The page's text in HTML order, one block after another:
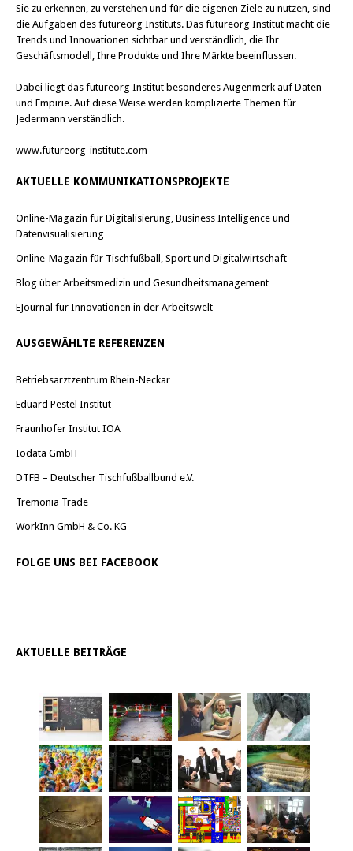
Sie zu erkennen, zu verstehen und für die eigenen Ziele zu nutzen, sind
die Aufgaben des futureorg Instituts. Das futureorg Institut macht die
Trends und Innovationen sichtbar und verständlich, die Ihr
Geschäftsmodell, Ihre Produkte und Ihre Märkte beeinflussen.
Dabei liegt das futureorg Institut besonderes Augenmerk auf Daten
und Empirie. Auf diese Weise werden komplizierte Themen für
Jedermann verständlich.
www.futureorg-institute.com
AKTUELLE KOMMUNIKATIONSPROJEKTE
Online-Magazin für Digitalisierung, Business Intelligence und
Datenvisualisierung
Online-Magazin für Tischfußball, Sport und Digitalwirtschaft
Blog über Arbeitsmedizin und Gesundheitsmanagement
EJournal für Innovationen in der Arbeitswelt
AUSGEWÄHLTE REFERENZEN
Betriebsarztzentrum Rhein-Neckar
Eduard Pestel Institut
Fraunhofer Institut IOA
Iodata GmbH
DTFB – Deutscher Tischfußballbund e.V.
Tremonia Trade
WorkInn GmbH & Co. KG
FOLGE UNS BEI FACEBOOK
AKTUELLE BEITRÄGE